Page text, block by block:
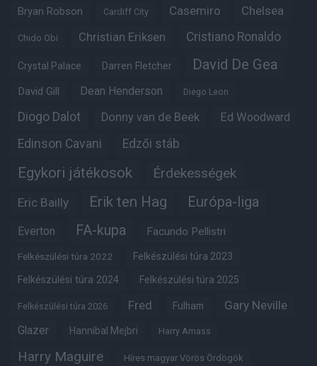
Bryan Robson Cardiff City Casemiro Chelsea
Chido Obi Christian Eriksen Cristiano Ronaldo
Crystal Palace Darren Fletcher David De Gea
David Gill Dean Henderson Diego Leon
Diogo Dalot Donny van de Beek Ed Woodward
Edinson Cavani Edzői stáb
Egykori játékosok Érdekességek
Eric Bailly Erik ten Hag Európa-liga
Everton FA-kupa Facundo Pellistri
Felkészülési túra 2022 Felkészülési túra 2023
Felkészülési túra 2024 Felkészülési túra 2025
Felkészülési túra 2026 Fred Fulham Gary Neville
Glazer Hannibal Mejbri Harry Amass
Harry Maguire Híres magyar Vörös Ördögök